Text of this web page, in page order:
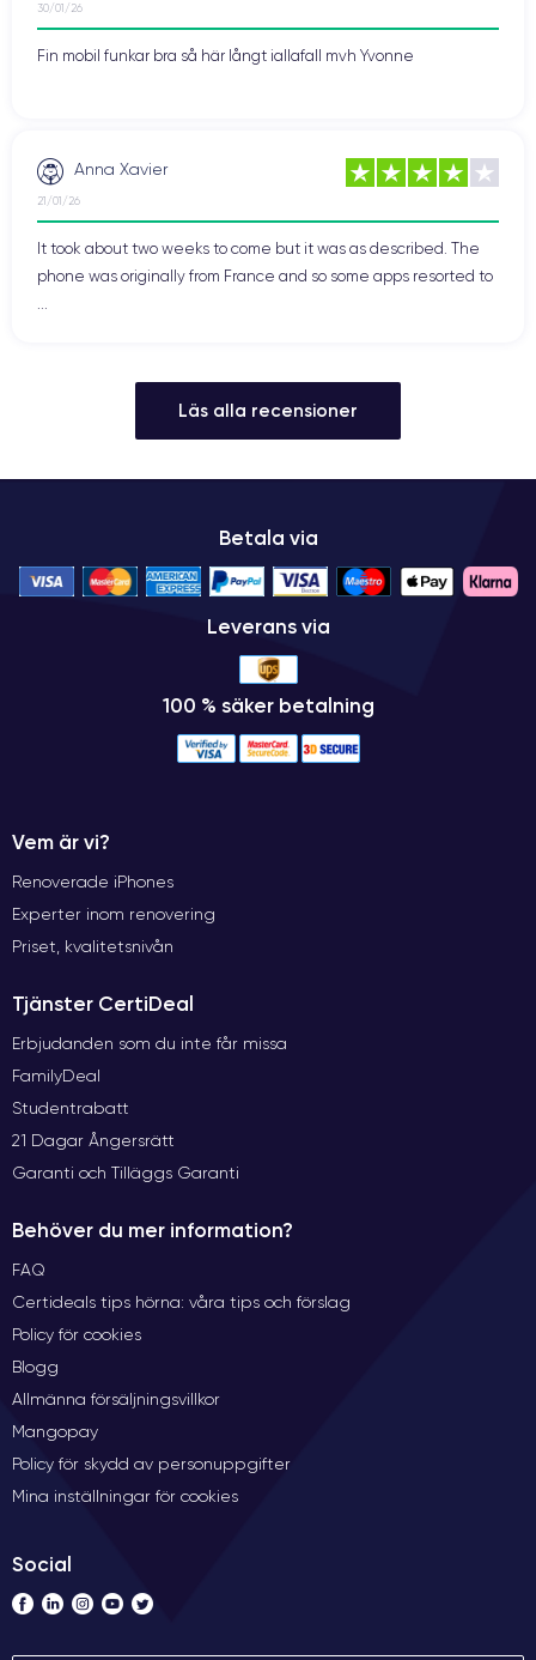
30/01/26
Fin mobil funkar bra så här långt iallafall mvh Yvonne
Anna Xavier
21/01/26
It took about two weeks to come but it was as described. The
phone was originally from France and so some apps resorted to
Läs alla recensioner
Betala via
Leverans via
100 % säker betalning
Vem är vi?
Renoverade iPhones
Experter inom renovering
Priset, kvalitetsnivån
Tjänster CertiDeal
Erbjudanden som du inte får missa
FamilyDeal
Studentrabatt
21 Dagar Ångersrätt
Garanti och Tilläggs Garanti
Behöver du mer information?
FAQ
Certideals tips hörna: våra tips och förslag
Policy för cookies
Blogg
Allmänna försäljningsvillkor
Mangopay
Policy för skydd av personuppgifter
Mina inställningar för cookies
Social